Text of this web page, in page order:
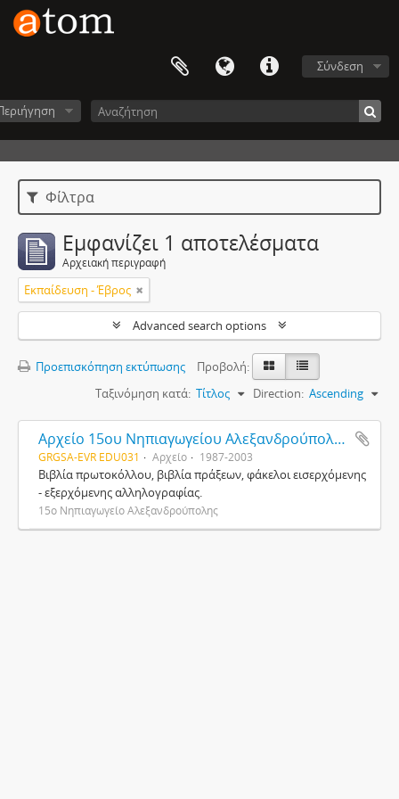
Σύνδεση
Φίλτρα
Εμφανίζει 1 αποτελέσματα
Αρχειακή περιγραφή
Εκπαίδευση - Έβρος
Advanced search options
Προεπισκόπηση εκτύπωσης
Προβολή:
Ταξινόμηση κατά: Τίτλος Direction: Ascending
Αρχείο 15ου Νηπιαγωγείου Αλεξανδρούπολης
GRGSA-EVR EDU031 Αρχείο 1987-2003
Βιβλία πρωτοκόλλου, βιβλία πράξεων, φάκελοι εισερχόμενης
- εξερχόμενης αλληλογραφίας.
15ο Νηπιαγωγείο Αλεξανδρούπολης